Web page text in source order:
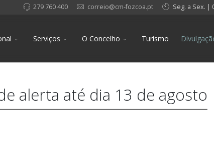
279 760 400 correio@cm-fozcoa.pt Seg. a Sex. |
Serviços O Concelho Turismo
alerta até dia 13 de agosto